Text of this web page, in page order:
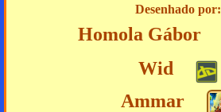
Desenhado por:
Homola Gábor
Wid
Ammar